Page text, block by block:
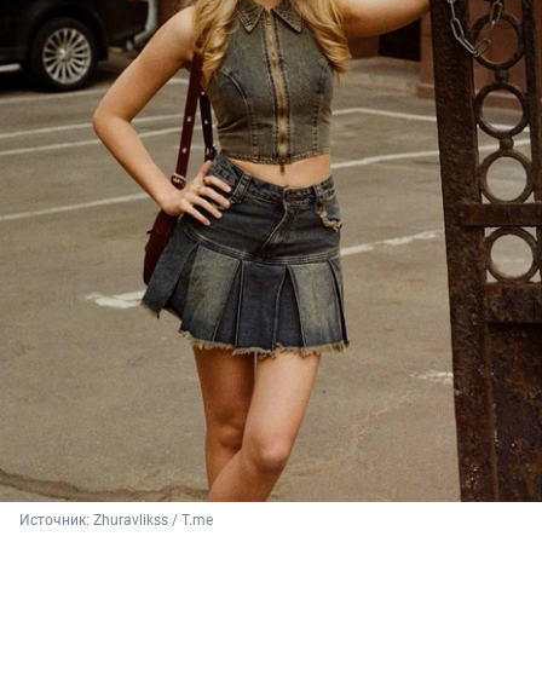
Источник: Zhuravlikss / T.me